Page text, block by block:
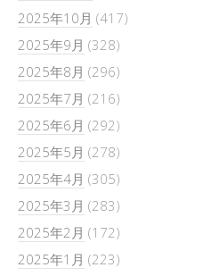
2025年10月 (417)
2025年9月 (328)
2025年8月 (296)
2025年7月 (216)
2025年6月 (292)
2025年5月 (278)
2025年4月 (305)
2025年3月 (283)
2025年2月 (172)
2025年1月 (223)